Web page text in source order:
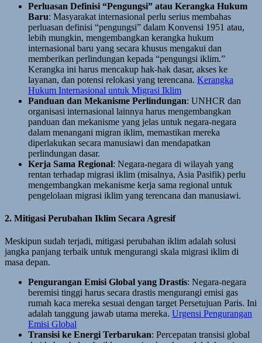
Perluasan Definisi “Pengungsi” atau Kerangka Hukum
Baru: Masyarakat internasional perlu serius membahas
perluasan definisi “pengungsi” dalam Konvensi 1951 atau,
lebih mungkin, mengembangkan kerangka hukum
internasional baru yang secara khusus mengakui dan
memberikan perlindungan kepada “pengungsi iklim.”
Kerangka ini harus mencakup hak-hak dasar, akses ke
layanan, dan potensi relokasi yang terencana. Kerangka
Hukum Internasional untuk Migrasi Iklim
Panduan dan Mekanisme Perlindungan: UNHCR dan
organisasi internasional lainnya harus mengembangkan
panduan dan mekanisme yang jelas untuk negara-negara
dalam menangani migran iklim, memastikan mereka
diperlakukan secara manusiawi dan mendapatkan
perlindungan dasar.
Kerja Sama Regional: Negara-negara di wilayah yang
rentan terhadap migrasi iklim (misalnya, Asia Pasifik) perlu
mengembangkan mekanisme kerja sama regional untuk
pengelolaan migrasi iklim yang terencana dan manusiawi.
2. Mitigasi Perubahan Iklim Secara Agresif
Meskipun sudah terjadi, mitigasi perubahan iklim adalah solusi
jangka panjang terbaik untuk mengurangi skala migrasi iklim di
masa depan.
Pengurangan Emisi Global yang Drastis: Negara-negara
beremisi tinggi harus secara drastis mengurangi emisi gas
rumah kaca mereka sesuai dengan target Persetujuan Paris. Ini
adalah tanggung jawab utama mereka. Urgensi Pengurangan
Emisi Global
Transisi ke Energi Terbarukan: Percepatan transisi global